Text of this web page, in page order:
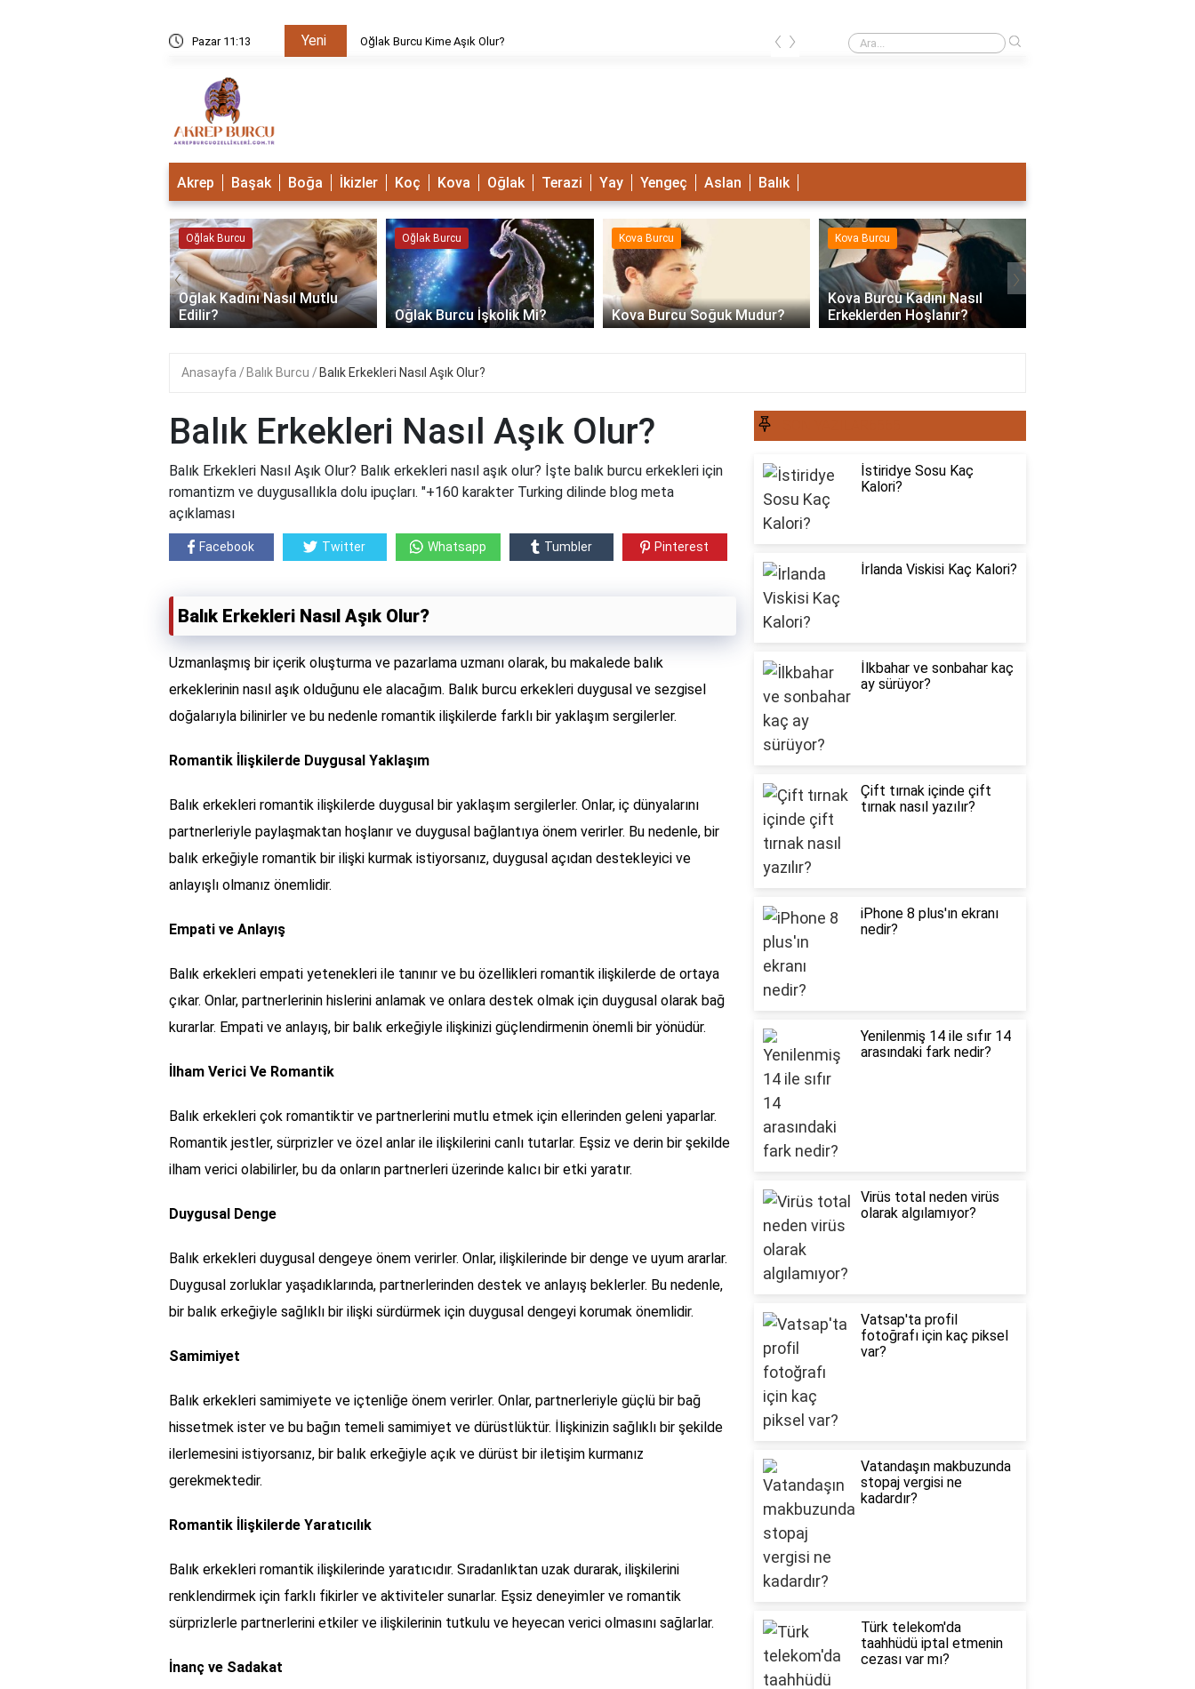
Pazar 11:13 Yeni Oğlak Burcu Kime Aşık Olur? Terazi Erkeği Nasıl Sevişir?
‹ ›
Akrep Başak Boğa İkizler Koç Kova Oğlak Terazi Yay Yengeç Aslan Balık
Oğlak Burcu
Oğlak Kadını Nasıl Mutlu
Edilir?
Oğlak Burcu
Oğlak Burcu İşkolik Mi?
Kova Burcu
Kova Burcu Soğuk Mudur?
Kova Burcu
Kova Burcu Kadını Nasıl
Erkeklerden Hoşlanır?
‹ ›
Anasayfa Balık Burcu Balık Erkekleri Nasıl Aşık Olur?
Balık Erkekleri Nasıl Aşık Olur?
Balık Erkekleri Nasıl Aşık Olur? Balık erkekleri nasıl aşık olur? İşte balık burcu erkekleri için
romantizm ve duygusallıkla dolu ipuçları. "+160 karakter Turking dilinde blog meta
açıklaması
Facebook Twitter Whatsapp Tumbler Pinterest
Balık Erkekleri Nasıl Aşık Olur?
Uzmanlaşmış bir içerik oluşturma ve pazarlama uzmanı olarak, bu makalede balık
erkeklerinin nasıl aşık olduğunu ele alacağım. Balık burcu erkekleri duygusal ve sezgisel
doğalarıyla bilinirler ve bu nedenle romantik ilişkilerde farklı bir yaklaşım sergilerler.
Romantik İlişkilerde Duygusal Yaklaşım
Balık erkekleri romantik ilişkilerde duygusal bir yaklaşım sergilerler. Onlar, iç dünyalarını
partnerleriyle paylaşmaktan hoşlanır ve duygusal bağlantıya önem verirler. Bu nedenle, bir
balık erkeğiyle romantik bir ilişki kurmak istiyorsanız, duygusal açıdan destekleyici ve
anlayışlı olmanız önemlidir.
Empati ve Anlayış
Balık erkekleri empati yetenekleri ile tanınır ve bu özellikleri romantik ilişkilerde de ortaya
çıkar. Onlar, partnerlerinin hislerini anlamak ve onlara destek olmak için duygusal olarak bağ
kurarlar. Empati ve anlayış, bir balık erkeğiyle ilişkinizi güçlendirmenin önemli bir yönüdür.
İlham Verici Ve Romantik
Balık erkekleri çok romantiktir ve partnerlerini mutlu etmek için ellerinden geleni yaparlar.
Romantik jestler, sürprizler ve özel anlar ile ilişkilerini canlı tutarlar. Eşsiz ve derin bir şekilde
ilham verici olabilirler, bu da onların partnerleri üzerinde kalıcı bir etki yaratır.
Duygusal Denge
Balık erkekleri duygusal dengeye önem verirler. Onlar, ilişkilerinde bir denge ve uyum ararlar.
Duygusal zorluklar yaşadıklarında, partnerlerinden destek ve anlayış beklerler. Bu nedenle,
bir balık erkeğiyle sağlıklı bir ilişki sürdürmek için duygusal dengeyi korumak önemlidir.
Samimiyet
Balık erkekleri samimiyete ve içtenliğe önem verirler. Onlar, partnerleriyle güçlü bir bağ
hissetmek ister ve bu bağın temeli samimiyet ve dürüstlüktür. İlişkinizin sağlıklı bir şekilde
ilerlemesini istiyorsanız, bir balık erkeğiyle açık ve dürüst bir iletişim kurmanız
gerekmektedir.
Romantik İlişkilerde Yaratıcılık
Balık erkekleri romantik ilişkilerinde yaratıcıdır. Sıradanlıktan uzak durarak, ilişkilerini
renklendirmek için farklı fikirler ve aktiviteler sunarlar. Eşsiz deneyimler ve romantik
sürprizlerle partnerlerini etkiler ve ilişkilerinin tutkulu ve heyecan verici olmasını sağlarlar.
İnanç ve Sadakat
İstiridye Sosu Kaç
Kalori?
İrlanda Viskisi Kaç Kalori?
İlkbahar ve sonbahar kaç
ay sürüyor?
Çift tırnak içinde çift
tırnak nasıl yazılır?
iPhone 8 plus'ın ekranı
nedir?
Yenilenmiş 14 ile sıfır 14
arasındaki fark nedir?
Virüs total neden virüs
olarak algılamıyor?
Vatsap'ta profil
fotoğrafı için kaç piksel
var?
Vatandaşın makbuzunda
stopaj vergisi ne
kadardır?
Türk telekom'da
taahhüdü iptal etmenin
cezası var mı?